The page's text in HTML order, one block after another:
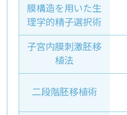
膜構造を用いた生
理学的精子選択術
子宮内膜刺激胚移
植法
二段階胚移植術